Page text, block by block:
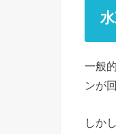
一般
ンが
しか